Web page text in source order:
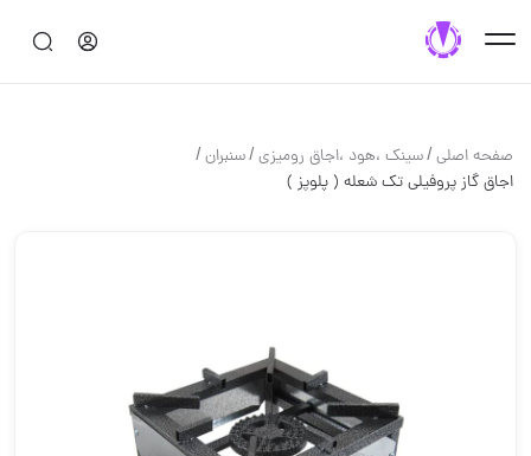
صفحه اصلی/سینک ،هود ،اجاق رومیزی/سنبران/
اجاق گاز پروفیلی تک شعله ( پلوپز )